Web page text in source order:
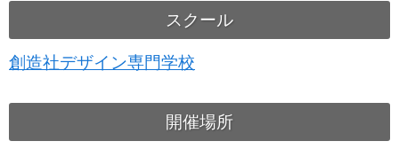
スクール
創造社デザイン専門学校
開催場所